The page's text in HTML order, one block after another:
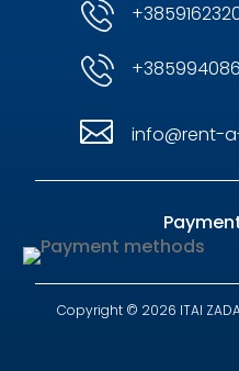
 info@rent-
Copyright © 2026 ITAI